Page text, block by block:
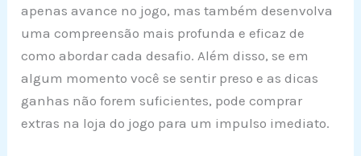
apenas avance no jogo, mas também desenvolva
uma compreensão mais profunda e eficaz de
como abordar cada desafio. Além disso, se em
algum momento você se sentir preso e as dicas
ganhas não forem suficientes, pode comprar
extras na loja do jogo para um impulso imediato.